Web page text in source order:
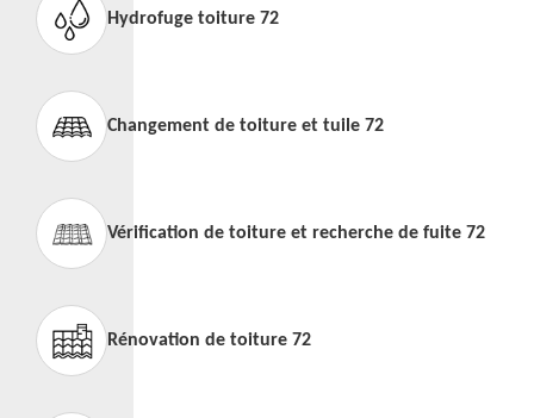
Hydrofuge toiture 72
Changement de toiture et tuile 72
Vérification de toiture et recherche de fuite 72
Rénovation de toiture 72